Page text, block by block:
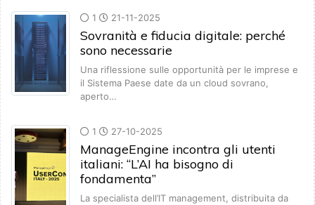
1 21-11-2025
Sovranità e fiducia digitale: perché
sono necessarie
Una riflessione sulle opportunità per le imprese e
il Sistema Paese date da un cloud sovrano,
aperto…
1 27-10-2025
ManageEngine incontra gli utenti
italiani: “L’AI ha bisogno di
fondamenta”
La specialista dell’IT management, distribuita da